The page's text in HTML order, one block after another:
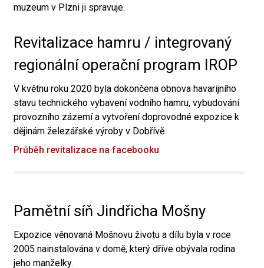
muzeum v Plzni ji spravuje.
Revitalizace hamru / integrovaný
regionální operační program IROP
V květnu roku 2020 byla dokončena obnova havarijního
stavu technického vybavení vodního hamru, vybudování
provozního zázemí a vytvoření doprovodné expozice k
dějinám železářské výroby v Dobřívě.
Průběh revitalizace na facebooku
Pamětní síň Jindřicha Mošny
Expozice věnovaná Mošnovu životu a dílu byla v roce
2005 nainstalována v domě, který dříve obývala rodina
jeho manželky.